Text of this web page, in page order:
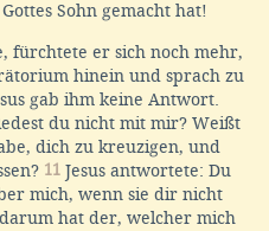
Sohn gemacht hat!
fürchtete er sich noch mehr,
hinein und sprach zu
gab ihm keine Antwort.
du nicht mit mir? Weißt
dich zu kreuzigen, und
11 Jesus antwortete: Du
mich, wenn sie dir nicht
hat der, welcher mich